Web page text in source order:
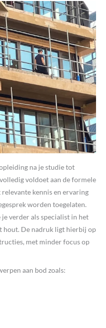
na je studie tot
voldoet aan de formele
kennis en ervaring
worden toegelaten.
verder als specialist in het
hout. De nadruk ligt hierbij op
met minder focus op
aan bod zoals: